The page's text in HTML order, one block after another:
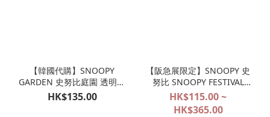
【韓國代購】SNOOPY
GARDEN 史努比庭園 透明水
樽｜濟州島限定
HK$135.00
【阪急展限定】SNOOPY 史
努比 SNOOPY FESTIVAL
POP&SURPRISE 大阪限定系
列代購
HK$115.00 ~
HK$365.00